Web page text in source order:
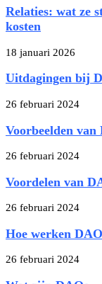
Relaties: wat ze
kosten
18 januari 2026
Uitdagingen bij
26 februari 2024
Voorbeelden van
26 februari 2024
Voordelen van
26 februari 2024
Hoe werken
26 februari 2024